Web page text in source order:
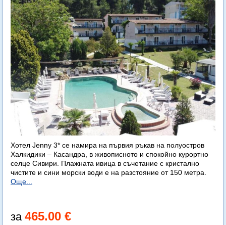
Хотел Jenny 3* се намира на първия ръкав на полуостров
Халкидики – Касандра, в живописното и спокойно курортно
селце Сивири. Плажната ивица в съчетание с кристално
чистите и сини морски води е на разстояние от 150 метра.
Още...
465.00 €